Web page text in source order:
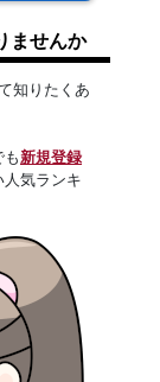
ませんか
知りたくあ
も新規登録
人気ランキ